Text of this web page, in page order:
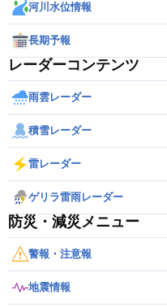
河川水位情報
長期予報
レーダーコンテンツ
雨雲レーダー
積雪レーダー
雷レーダー
ゲリラ雷雨レーダー
防災・減災メニュー
警報・注意報
地震情報